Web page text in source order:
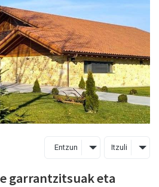
Entzun Itzuli
garrantzitsuak eta